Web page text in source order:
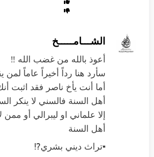
الشـــامـــــخ
أعوذ بالله من غضب الله ‼️
سأرد هنا رداً أخيراً عاماً لمن
أما أنت يأخ ناصر فقد اثبت
أهل السنة فالسني لا ينكر
إلا علماني او ليبرالي أو ممن
أهل السنة
▪️تراث ديني بشري⁉️